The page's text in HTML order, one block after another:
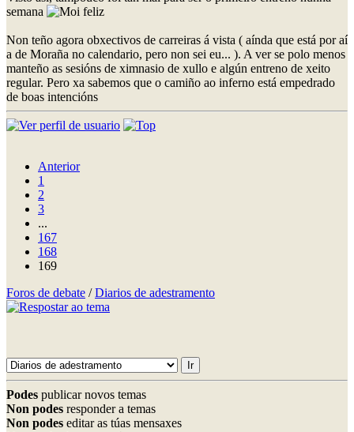
semana
Non teño agora obxectivos de carreiras á vista ( aínda que está por aí
a de Moraña no calendario, pero non sei eu... ). A ver se polo menos
manteño as sesións de ximnasio de xullo e algún entreno de xeito
regular. Pero xa sabemos que o camiño ao inferno está empedrado
de boas intencións
Anterior
1
2
3
...
167
168
169
Foros de debate /Diarios de adestramento
Podes publicar novos temas
Non podes responder a temas
Non podes editar as túas mensaxes